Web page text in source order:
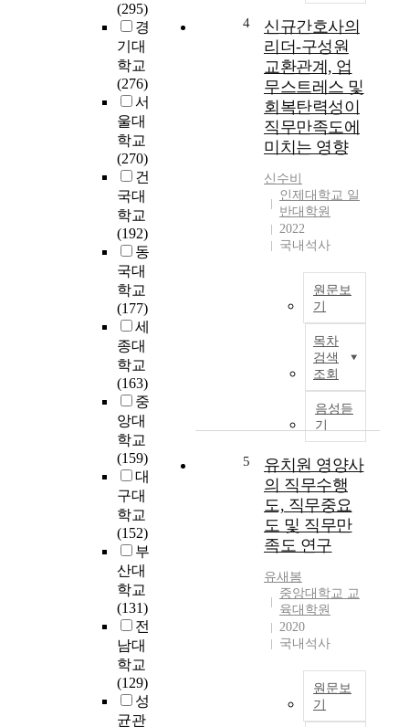
(295)
경
기대
학교
(276)
서
울대
학교
(270)
건
국대
학교
(192)
동
국대
학교
(177)
세
종대
학교
(163)
중
앙대
학교
(159)
대
구대
학교
(152)
부
산대
학교
(131)
전
남대
학교
(129)
성
균관
4
신규간호사의
리더-구성원
교환관계, 업
무스트레스 및
회복탄력성이
직무만족도에
미치는 영향
신수비
인제대학교 일
반대학원
2022
국내석사
원문보
기
목차
검색
조회
음성듣
기
5
유치원 영양사
의 직무수행
도, 직무중요
도 및 직무만
족도 연구
유새봄
중앙대학교 교
육대학원
2020
국내석사
원문보
기